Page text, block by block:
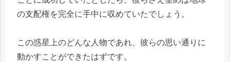
の支配権を完全に手中に収めていたでしょう。
この惑星上のどんな人物であれ、彼らの思い通りに
動かすことができたはずです。